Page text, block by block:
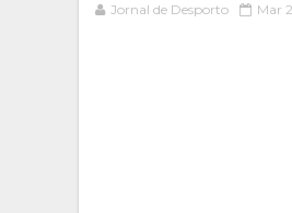
Jornal de Desporto Mar